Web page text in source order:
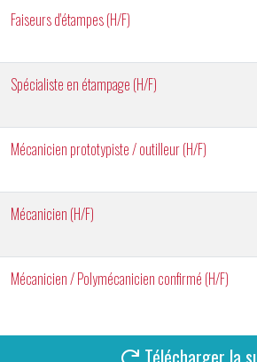
Faiseurs d'étampes (H/F)
Spécialiste en étampage (H/F)
Mécanicien prototypiste / outilleur (H/F)
Mécanicien (H/F)
Mécanicien / Polymécanicien confirmé (H/F)
Télécharger la